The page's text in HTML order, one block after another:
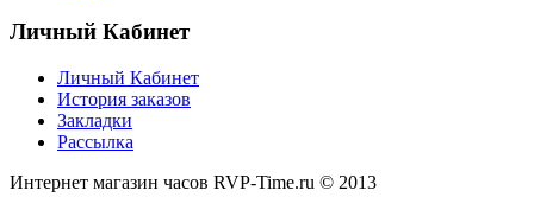
Личный Кабинет
Личный Кабинет
История заказов
Закладки
Рассылка
Интернет магазин часов RVP-Time.ru © 2013